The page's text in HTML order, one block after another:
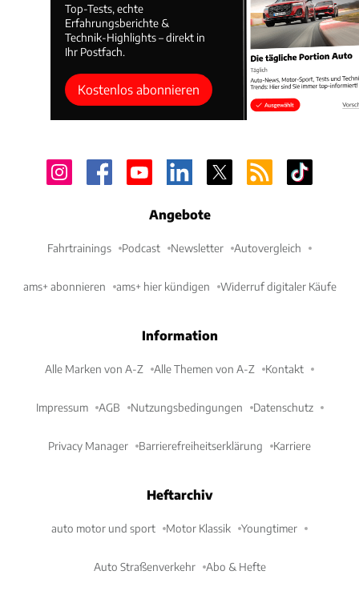
Top-Tests, echte
Erfahrungsberichte &
Technik-Highlights – direkt in
Ihr Postfach.
Kostenlos abonnieren
Angebote
Fahrtrainings Podcast Newsletter Autovergleich
ams+ abonnieren ams+ hier kündigen Widerruf digitaler Käufe
Information
Alle Marken von A-Z Alle Themen von A-Z Kontakt
Impressum AGB Nutzungsbedingungen Datenschutz
Privacy Manager Barrierefreiheitserklärung Karriere
Heftarchiv
auto motor und sport Motor Klassik Youngtimer
Auto Straßenverkehr Abo & Hefte